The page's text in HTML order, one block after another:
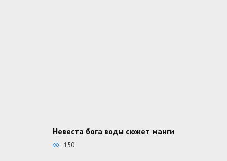
Невеста бога воды сюжет манги
150